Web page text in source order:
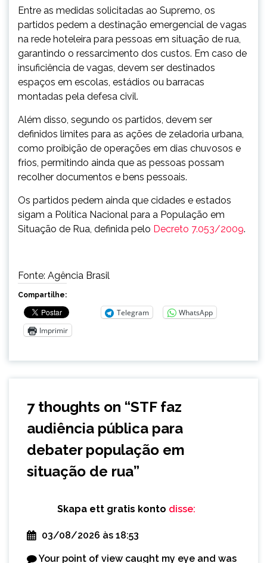
Entre as medidas solicitadas ao Supremo, os
partidos pedem a destinação emergencial de vagas
na rede hoteleira para pessoas em situação de rua,
garantindo o ressarcimento dos custos. Em caso de
insuficiência de vagas, devem ser destinados
espaços em escolas, estádios ou barracas
montadas pela defesa civil.
Além disso, segundo os partidos, devem ser
definidos limites para as ações de zeladoria urbana,
como proibição de operações em dias chuvosos e
frios, permitindo ainda que as pessoas possam
recolher documentos e bens pessoais.
Os partidos pedem ainda que cidades e estados
sigam a Política Nacional para a População em
Situação de Rua, definida pelo Decreto 7.053/2009.
Fonte: Agência Brasil
Compartilhe:
Telegram
WhatsApp
Imprimir
7 thoughts on “STF faz
audiência pública para
debater população em
situação de rua”
Skapa ett gratis konto disse:
03/08/2026 às 18:53
Your point of view caught my eye and was